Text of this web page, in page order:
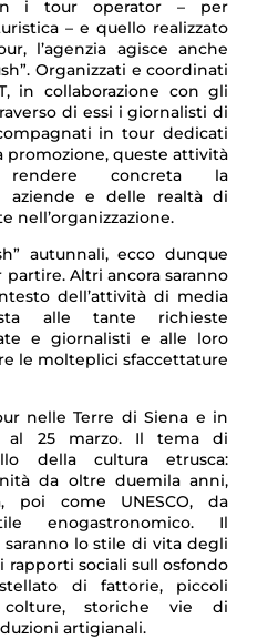
i tour operator – per
– e quello realizzato
l’agenzia agisce anche
Organizzati e coordinati
in collaborazione con gli
di essi i giornalisti di
in tour dedicati
promozione, queste attività
concreta la
aziende e delle realtà di
nell’organizzazione.
autunnali, ecco dunque
Altri ancora saranno
dell’attività di media
alle tante richieste
e giornalisti e alle loro
le molteplici sfaccettature
nelle Terre di Siena e in
al 25 marzo. Il tema di
della cultura etrusca:
da oltre duemila anni,
poi come UNESCO, da
enogastronomico. Il
lo stile di vita degli
rapporti sociali sull osfondo
di fattorie, piccoli
colture, storiche vie di
artigianali.